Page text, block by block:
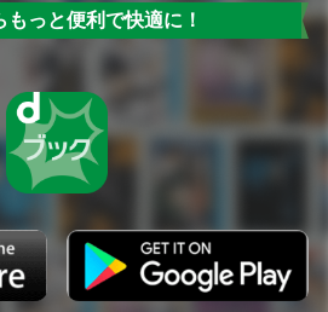
もっと便利で快適に！